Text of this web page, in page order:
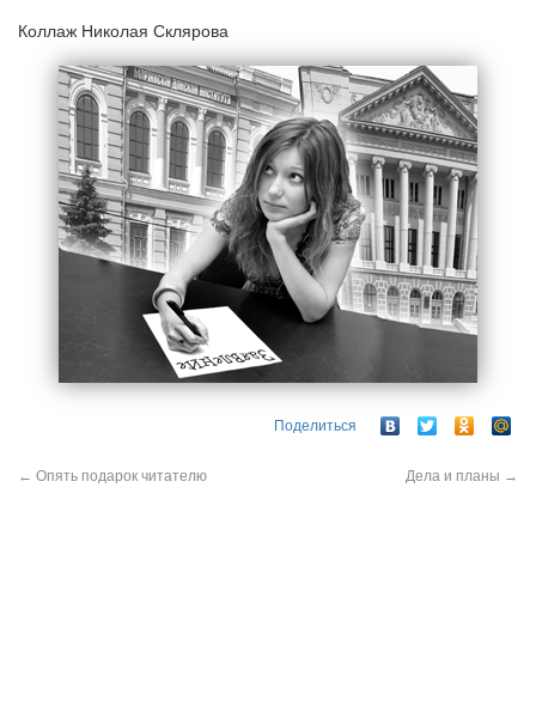
Коллаж Николая Склярова
Поделиться
← Опять подарок читателю Дела и планы →